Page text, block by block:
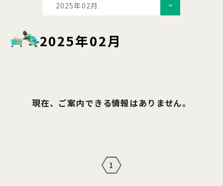
2025年02月
2025年02月
現在、ご案内できる情報はありません。
1